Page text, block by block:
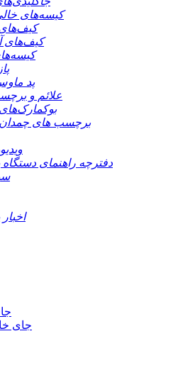
کیسه‌های
کیف‌های
پد
علائم و
برچسب های چمدان
دفترچه راهنمای
جای